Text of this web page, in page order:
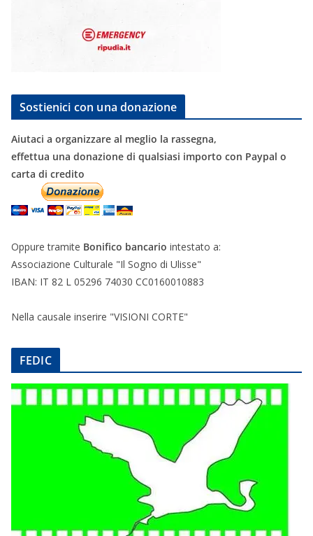
Sostienici con una donazione
Aiutaci a organizzare al meglio la rassegna,
effettua una donazione di qualsiasi importo con Paypal o
carta di credito
Oppure tramite Bonifico bancario intestato a:
Associazione Culturale "Il Sogno di Ulisse"
IBAN: IT 82 L 05296 74030 CC0160010883
Nella causale inserire "VISIONI CORTE"
FEDIC